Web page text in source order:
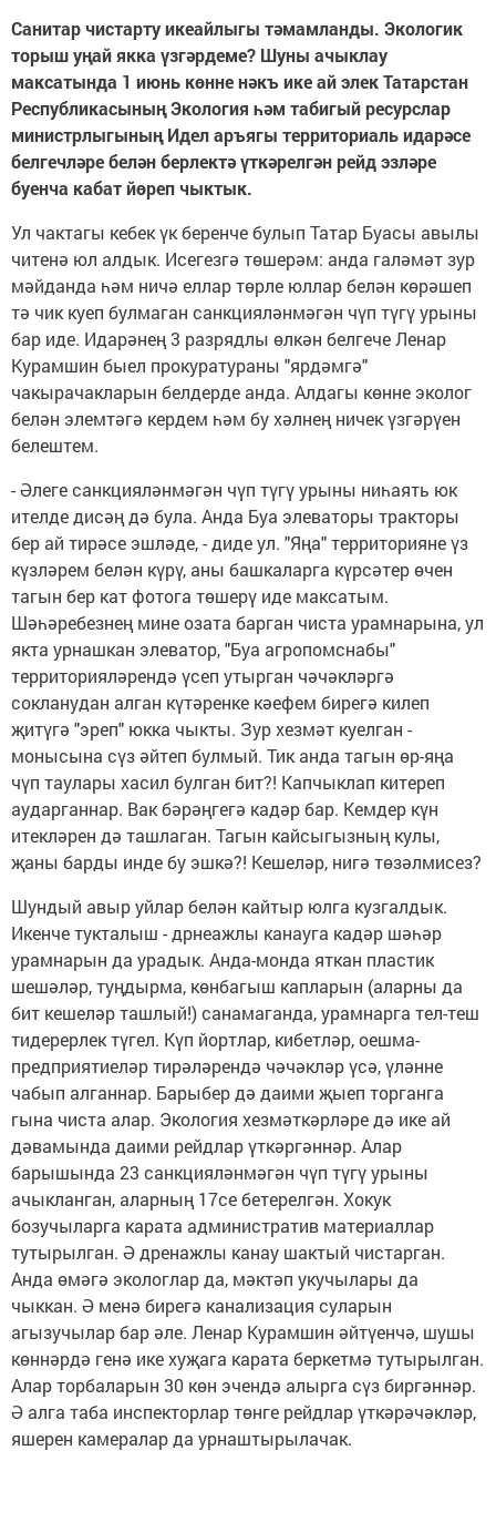
Санитар чистарту икеайлыгы тәмамланды. Экологик
торыш уңай якка үзгәрдеме? Шуны ачыклау
максатында 1 июнь көнне нәкъ ике ай элек Татарстан
Республикасының Экология һәм табигый ресурслар
министрлыгының Идел аръягы территориаль идарәсе
белгечләре белән берлектә үткәрелгән рейд эзләре
буенча кабат йөреп чыктык.
Ул чактагы кебек үк беренче булып Татар Буасы авылы
читенә юл алдык. Исегезгә төшерәм: анда галәмәт зур
мәйданда һәм ничә еллар төрле юллар белән көрәшеп
тә чик куеп булмаган санкцияләнмәгән чүп түгү урыны
бар иде. Идарәнең 3 разрядлы өлкән белгече Ленар
Курамшин быел прокуратураны "ярдәмгә"
чакырачакларын белдерде анда. Алдагы көнне эколог
белән элемтәгә кердем һәм бу хәлнең ничек үзгәрүен
белештем.
- Әлеге санкцияләнмәгән чүп түгү урыны ниһаять юк
ителде дисәң дә була. Анда Буа элеваторы тракторы
бер ай тирәсе эшләде, - диде ул. "Яңа" территорияне үз
күзләрем белән күрү, аны башкаларга күрсәтер өчен
тагын бер кат фотога төшерү иде максатым.
Шәһәребезнең мине озата барган чиста урамнарына, ул
якта урнашкан элеватор, "Буа агропомснабы"
территорияләрендә үсеп утырган чәчәкләргә
сокланудан алган күтәренке кәефем бирегә килеп
җитүгә "эреп" юкка чыкты. Зур хезмәт куелган -
монысына сүз әйтеп булмый. Тик анда тагын өр-яңа
чүп таулары хасил булган бит?! Капчыклап китереп
аударганнар. Вак бәрәңгегә кадәр бар. Кемдер күн
итекләрен дә ташлаган. Тагын кайсыгызның кулы,
җаны барды инде бу эшкә?! Кешеләр, нигә төзәлмисез?
Шундый авыр уйлар белән кайтыр юлга кузгалдык.
Икенче тукталыш - дрнеажлы канауга кадәр шәһәр
урамнарын да урадык. Анда-монда яткан пластик
шешәләр, туңдырма, көнбагыш капларын (аларны да
бит кешеләр ташлый!) санамаганда, урамнарга тел-теш
тидерерлек түгел. Күп йортлар, кибетләр, оешма-
предприятиеләр тирәләрендә чәчәкләр үсә, үләнне
чабып алганнар. Барыбер дә даими җыеп торганга
гына чиста алар. Экология хезмәткәрләре дә ике ай
дәвамында даими рейдлар үткәргәннәр. Алар
барышында 23 санкцияләнмәгән чүп түгү урыны
ачыкланган, аларның 17се бетерелгән. Хокук
бозучыларга карата административ материаллар
тутырылган. Ә дренажлы канау шактый чистарган.
Анда өмәгә экологлар да, мәктәп укучылары да
чыккан. Ә менә бирегә канализация суларын
агызучылар бар әле. Ленар Курамшин әйтүенчә, шушы
көннәрдә генә ике хуҗага карата беркетмә тутырылган.
Алар торбаларын 30 көн эчендә алырга сүз биргәннәр.
Ә алга таба инспекторлар төнге рейдлар үткәрәчәкләр,
яшерен камералар да урнаштырылачак.